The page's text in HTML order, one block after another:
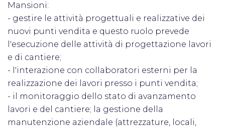
Mansioni:
- gestire le attività progettuali e realizzative dei
nuovi punti vendita e questo ruolo prevede
l'esecuzione delle attività di progettazione lavori
e di cantiere;
- l'interazione con collaboratori esterni per la
realizzazione dei lavori presso i punti vendita;
- il monitoraggio dello stato di avanzamento
lavori e del cantiere; la gestione della
manutenzione aziendale (attrezzature, locali,